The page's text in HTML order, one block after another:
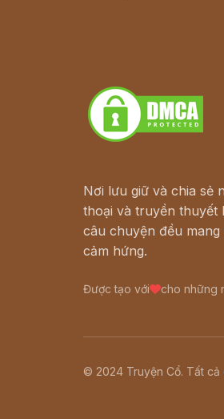
Nơi lưu giữ và chia sẻ
thoại và truyền thuyết
câu chuyện đều
cảm hứng.
Được tạo với cho những
© 2024 Truyện Cổ. Tất